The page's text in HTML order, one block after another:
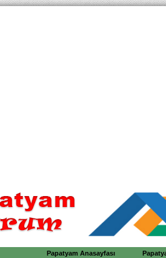
Papatyam Anasayfası